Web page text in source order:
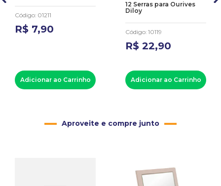
Código: 01211
R$ 7,90
Adicionar ao Carrinho
12 Serras para Ourives
Diloy
Código: 10119
R$ 22,90
Adicionar ao Carrinho
Aproveite e compre junto